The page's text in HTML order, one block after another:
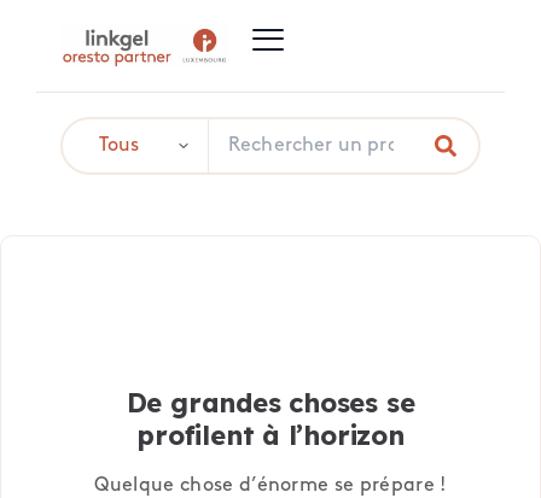
De grandes choses se
profilent à l’horizon
Quelque chose d’énorme se prépare !